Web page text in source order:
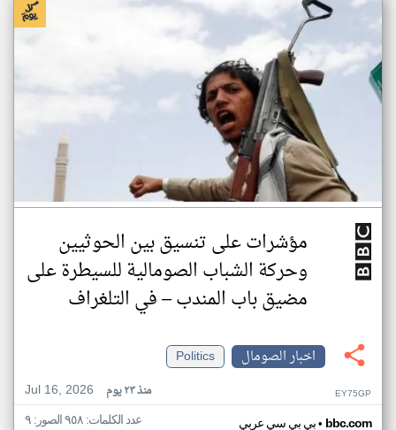
مؤشرات على تنسيق بين الحوثيين
وحركة الشباب الصومالية للسيطرة على
مضيق باب المندب – في التلغراف
اخبار الصومال
Politics
Jul 16, 2026
منذ ٢٣ يوم EY75GP
بي بي سي عربي• bbc.com عدد الكلمات: ٩٥٨ الصور: ٩